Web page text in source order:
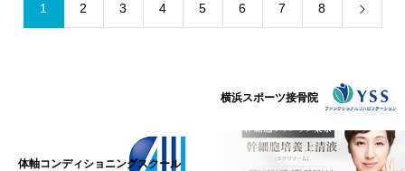
1 2 3 4 5 6 7 8
横浜スポーツ接骨院
体軸コンディショニングスクール